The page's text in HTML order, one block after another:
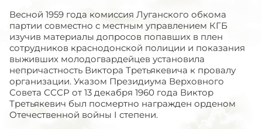
Весной 1959 года комиссия Луганского обкома
партии совместно с местным управлением КГБ
изучив материалы допросов попавших в плен
сотрудников краснодонской полиции и показания
выживших молодогвардейцев установила
непричастность Виктора Третьякевича к провалу
организации. Указом Президиума Верховного
Совета СССР от 13 декабря 1960 года Виктор
Третьякевич был посмертно награжден орденом
Отечественной войны I степени.